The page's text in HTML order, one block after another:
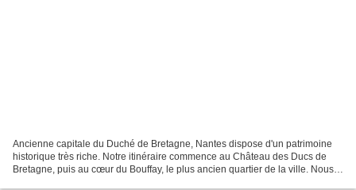
Ancienne capitale du Duché de Bretagne, Nantes dispose d'un patrimoine
historique très riche. Notre itinéraire commence au Château des Ducs de
Bretagne, puis au cœur du Bouffay, le plus ancien quartier de la ville. Nous